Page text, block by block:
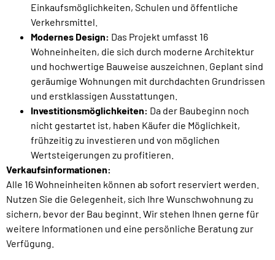
Einkaufsmöglichkeiten, Schulen und öffentliche
Verkehrsmittel.
Modernes Design: Das Projekt umfasst 16
Wohneinheiten, die sich durch moderne Architektur
und hochwertige Bauweise auszeichnen. Geplant sind
geräumige Wohnungen mit durchdachten Grundrissen
und erstklassigen Ausstattungen.
Investitionsmöglichkeiten: Da der Baubeginn noch
nicht gestartet ist, haben Käufer die Möglichkeit,
frühzeitig zu investieren und von möglichen
Wertsteigerungen zu profitieren.
Verkaufsinformationen:
Alle 16 Wohneinheiten können ab sofort reserviert werden.
Nutzen Sie die Gelegenheit, sich Ihre Wunschwohnung zu
sichern, bevor der Bau beginnt. Wir stehen Ihnen gerne für
weitere Informationen und eine persönliche Beratung zur
Verfügung.